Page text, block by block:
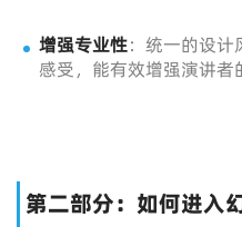
增强专业性：统一的设
感受，能有效增强演讲者
第二部分：如何进入